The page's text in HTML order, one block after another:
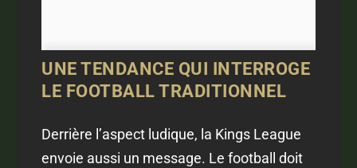
UNE TENDANCE QUI INTERROGE
LE FOOTBALL TRADITIONNEL
Derrière l’aspect ludique, la Kings League
envoie aussi un message. Le football doit